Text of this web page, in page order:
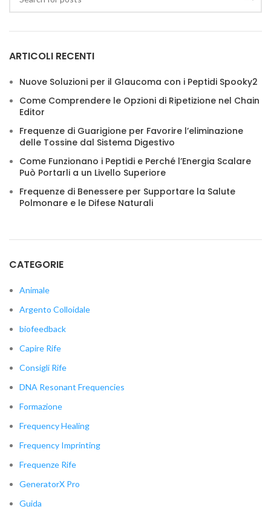
ARTICOLI RECENTI
Nuove Soluzioni per il Glaucoma con i Peptidi Spooky2
Come Comprendere le Opzioni di Ripetizione nel Chain
Editor
Frequenze di Guarigione per Favorire l’eliminazione
delle Tossine dal Sistema Digestivo
Come Funzionano i Peptidi e Perché l’Energia Scalare
Può Portarli a un Livello Superiore
Frequenze di Benessere per Supportare la Salute
Polmonare e le Difese Naturali
CATEGORIE
Animale
Argento Colloidale
biofeedback
Capire Rife
Consigli Rife
DNA Resonant Frequencies
Formazione
Frequency Healing
Frequency Imprinting
Frequenze Rife
GeneratorX Pro
Guida